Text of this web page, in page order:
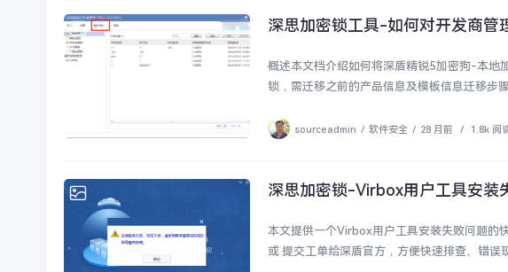
软件安全
深思加密锁工具-如何对开发商管
概述​本文档介绍如何将深盾精锐5加密狗-本地
锁，需迁移之前的产品信息及模板信息迁移步骤​
sourceadmin / 软件安全 / 28 月前 / 1.8k 阅
软件安全
深思加密锁-Virbox用户工具安装
本文提供一个Virbox用户工具安装失败问题的
或 提交工单给深盾官方，方便快速排查。错误现